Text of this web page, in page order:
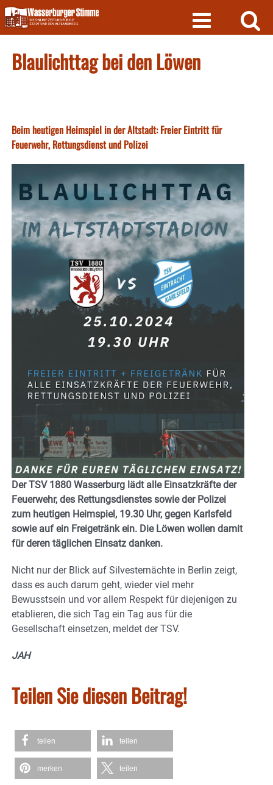
Skip
to
content
Blaulichttag bei den Löwen
Beim heutigen Heimspiel in der Altstadt: Freier Eintritt für
Feuerwehr, Rettungsdienst und Polizei
Der TSV 1880 Wasserburg lädt alle Einsatzkräfte der
Feuerwehr, des Rettungsdienstes sowie der Polizei
zum heutigen Heimspiel, 19.30 Uhr, gegen Karlsfeld
sowie auf ein Freigetränk ein. Die Löwen wollen damit
für deren täglichen Einsatz danken.
Nicht nur der Blick auf Silvesternächte in Berlin zeigt,
dass es auch darum geht, wieder viel mehr
Bewusstsein und vor allem Respekt für diejenigen zu
etablieren, die sich Tag ein Tag aus für die
Gesellschaft einsetzen, meldet der TSV.
JAH
Teilen Sie diesen Beitrag!
teilen teilen
merken teilen